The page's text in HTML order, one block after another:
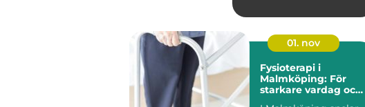
m...
01. nov
Fysioterapi i
Malmköping: För
starkare vardag och